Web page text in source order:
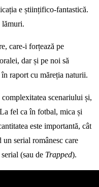
e științifico-fantastică.
lămuri.
care-i forțează pe
dar și pe noi să
raport cu măreția naturii.
scenariului și,
fel ca în fotbal, mica și
este importantă, cât
serial românesc care
(sau de Trapped).